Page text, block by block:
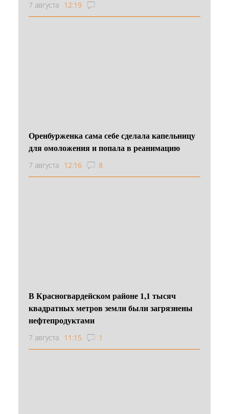
7 августа 12:19
Оренбурженка сама себе сделала капельницу
для омоложения и попала в реанимацию
7 августа 12:16 8
В Красногвардейском районе 1,1 тысяч
квадратных метров земли были загрязнены
нефтепродуктами
7 августа 11:15 1